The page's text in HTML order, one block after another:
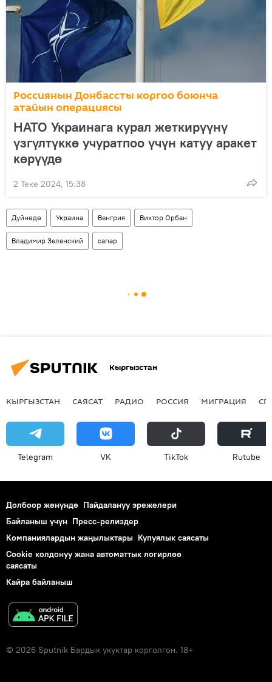
Россиянын Донбассты коргоо боюнча
атайын операциясы
НАТО Украинага курал жеткирүүнү
үзгүлтүккө учуратпоо үчүн катуу аракет
көрүүдө
2 Теке 2024, 15:38
Дүйнөдө Украина Венгрия Виктор Орбан
Владимир Зеленский сапар
Кыргызстан
КЫРГЫЗСТАН САЯСАТ РАДИО РОССИЯ МИГРАЦИЯ
Telegram VK ТikТоk Rutube
Долбоор жөнүндө Пайдалануу эрежелери
Байланыш үчүн Пресс-релиздер
Компаниялардын жаңылыктары Купуялык саясаты
Cookie колдонуу жана автоматтык логирлөө
саясаты
Кайра байланыш
© 2026 Sputnik Бардык укуктар корголгон. 18+